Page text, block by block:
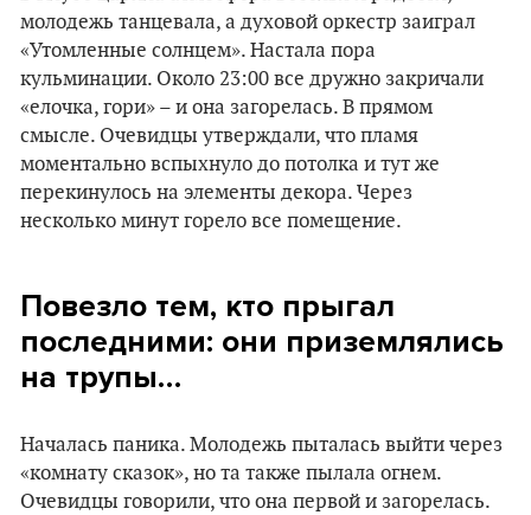
молодежь танцевала, а духовой оркестр заиграл
«Утомленные солнцем». Настала пора
кульминации. Около 23:00 все дружно закричали
«елочка, гори» – и она загорелась. В прямом
смысле. Очевидцы утверждали, что пламя
моментально вспыхнуло до потолка и тут же
перекинулось на элементы декора. Через
несколько минут горело все помещение.
Повезло тем, кто прыгал
последними: они приземлялись
на трупы…
Началась паника. Молодежь пыталась выйти через
«комнату сказок», но та также пылала огнем.
Очевидцы говорили, что она первой и загорелась.